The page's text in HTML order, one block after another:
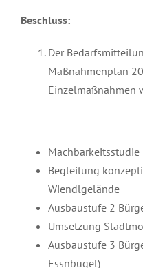
Beschluss:
Der
Maßnahmenplan
Einzelmaßnahmen
Begleitung
Wiendlgelände
Ausbaustufe 2
Umsetzung
Ausbaustufe 3
Essnbügel)